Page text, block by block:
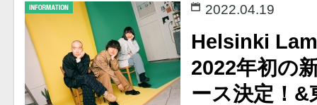
2022.04.19
Helsinki
2022年初の
ース決定！